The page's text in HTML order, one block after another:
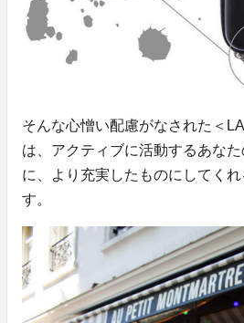
そんな心憎い配慮がなされた＜
は、アクティブに活動するあな
に、より充実したものにしてく
す。